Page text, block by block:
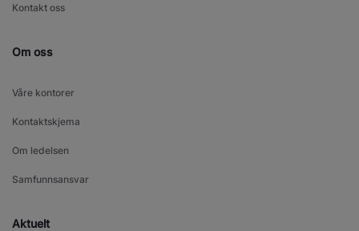
Kontakt oss
Om oss
Våre kontorer
Kontaktskjema
Om ledelsen
Samfunnsansvar
Aktuelt